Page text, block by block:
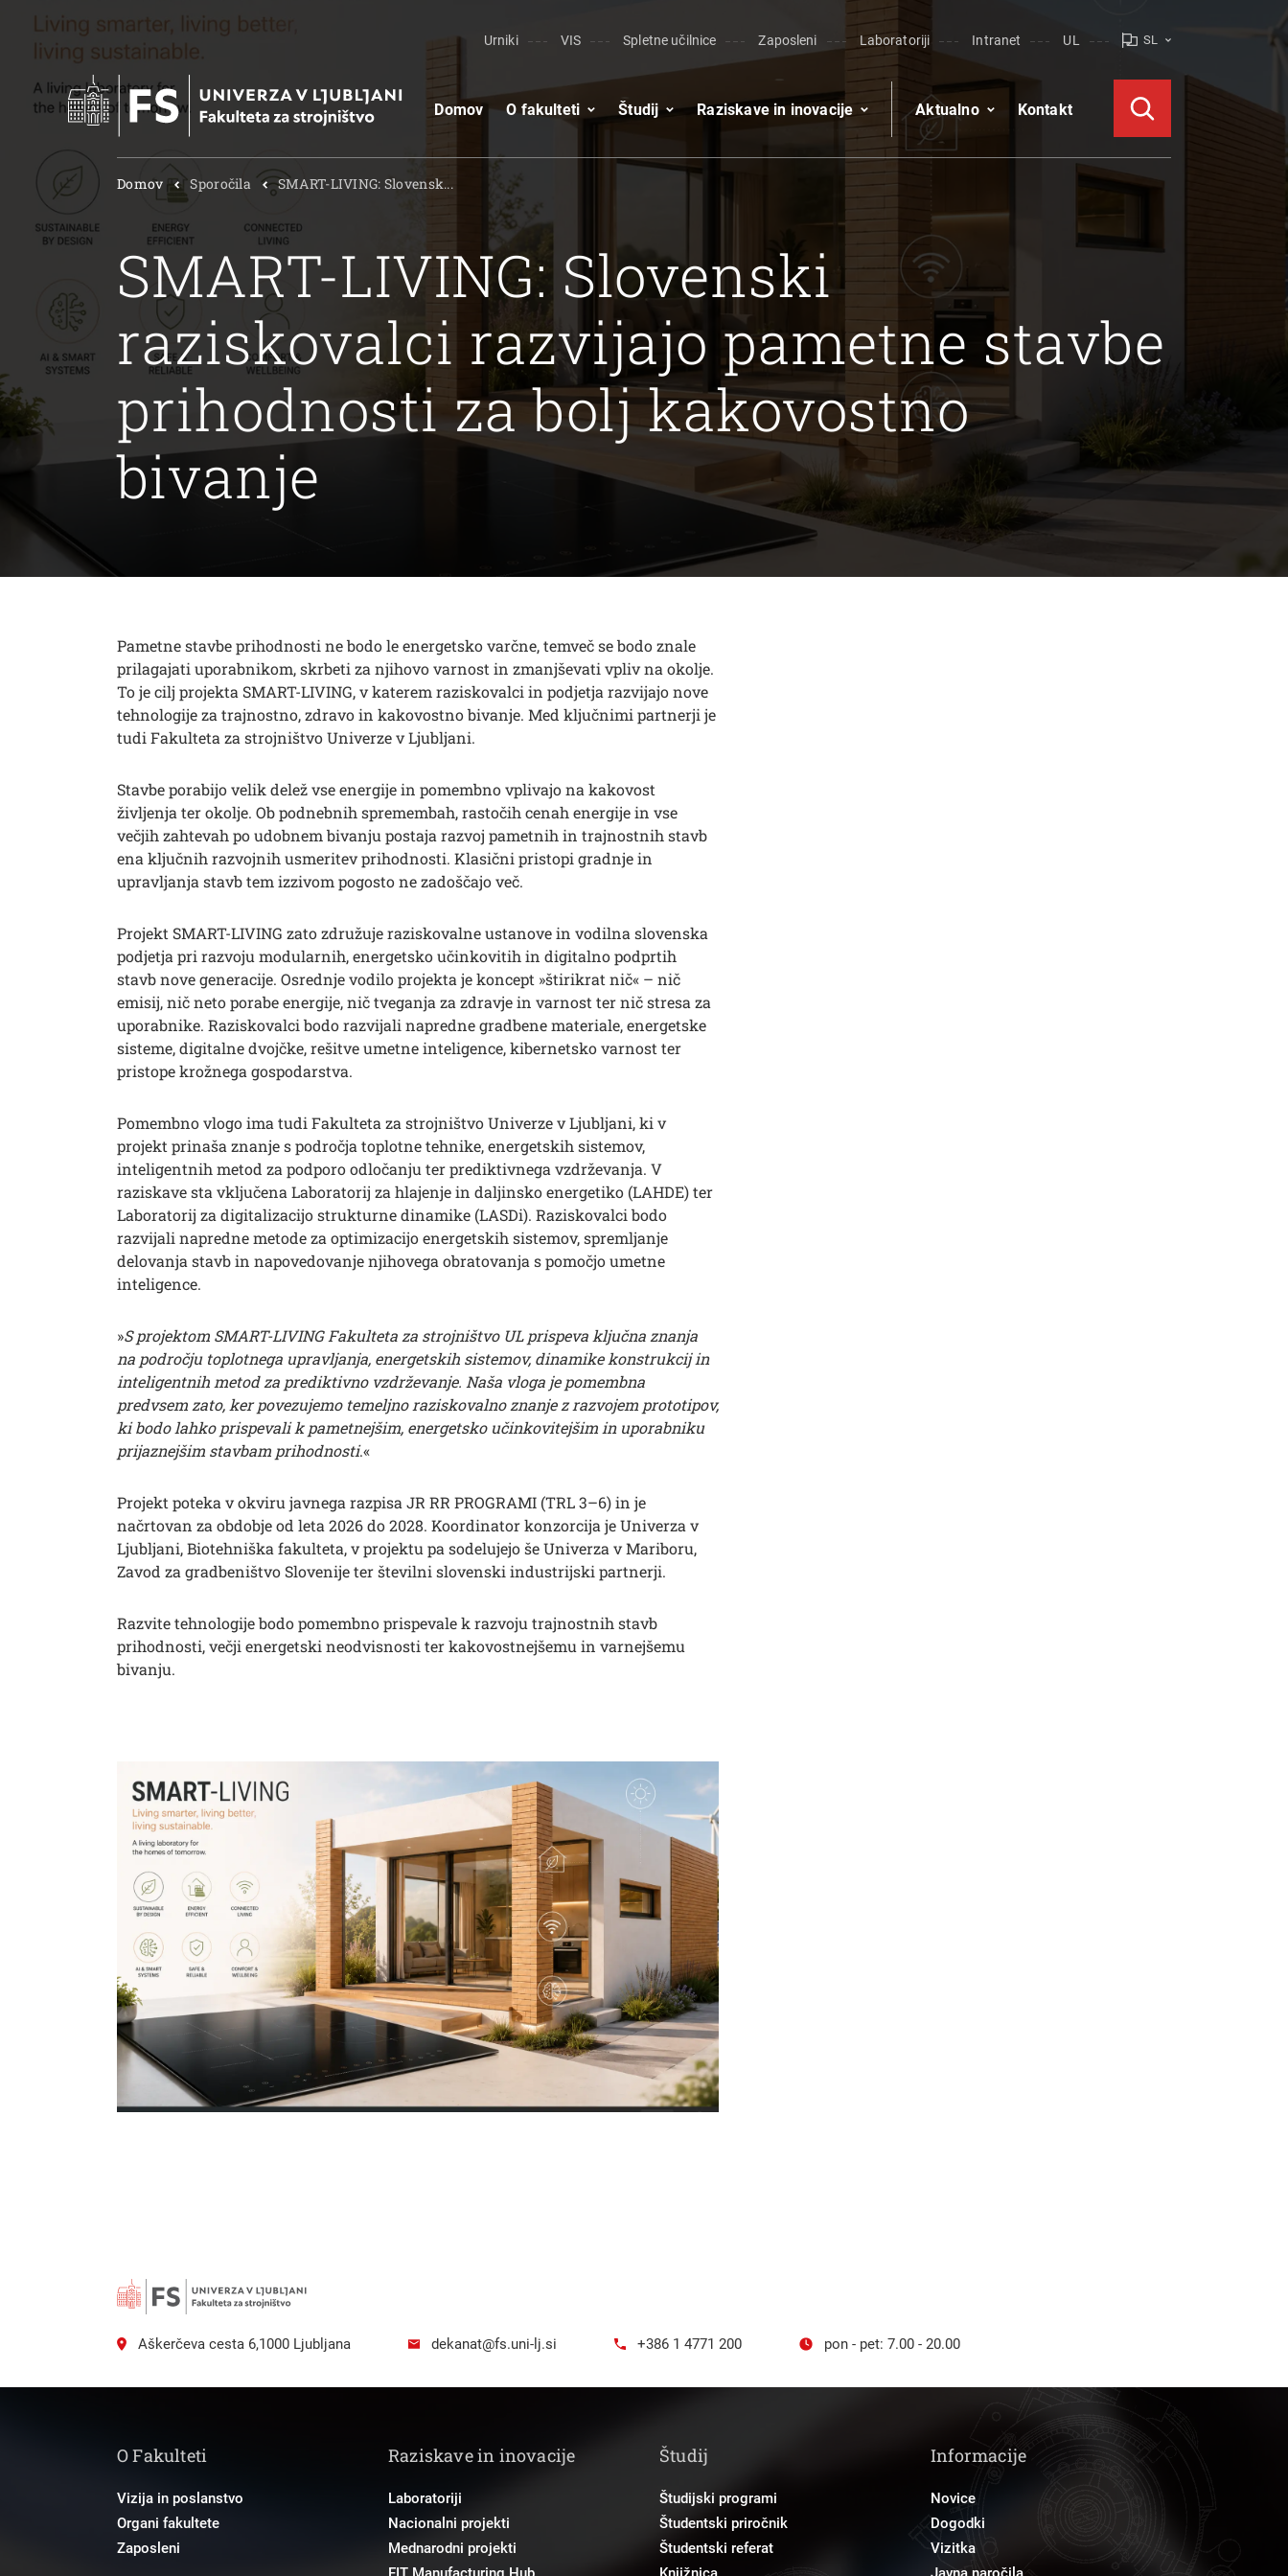
Urniki VIS Spletne učilnice Zaposleni Laboratoriji Intranet UL SL
Domov O fakulteti Študij Raziskave in inovacije Aktualno Kontakt
Domov Sporočila SMART-LIVING: Slovensk...
SMART-LIVING: Slovenski
raziskovalci razvijajo pametne stavbe
prihodnosti za bolj kakovostno
bivanje
Pametne stavbe prihodnosti ne bodo le energetsko varčne, temveč se bodo znale
prilagajati uporabnikom, skrbeti za njihovo varnost in zmanjševati vpliv na okolje.
To je cilj projekta SMART-LIVING, v katerem raziskovalci in podjetja razvijajo nove
tehnologije za trajnostno, zdravo in kakovostno bivanje. Med ključnimi partnerji je
tudi Fakulteta za strojništvo Univerze v Ljubljani.
Stavbe porabijo velik delež vse energije in pomembno vplivajo na kakovost
življenja ter okolje. Ob podnebnih spremembah, rastočih cenah energije in vse
večjih zahtevah po udobnem bivanju postaja razvoj pametnih in trajnostnih stavb
ena ključnih razvojnih usmeritev prihodnosti. Klasični pristopi gradnje in
upravljanja stavb tem izzivom pogosto ne zadoščajo več.
Projekt SMART-LIVING zato združuje raziskovalne ustanove in vodilna slovenska
podjetja pri razvoju modularnih, energetsko učinkovitih in digitalno podprtih
stavb nove generacije. Osrednje vodilo projekta je koncept »štirikrat nič« – nič
emisij, nič neto porabe energije, nič tveganja za zdravje in varnost ter nič stresa za
uporabnike. Raziskovalci bodo razvijali napredne gradbene materiale, energetske
sisteme, digitalne dvojčke, rešitve umetne inteligence, kibernetsko varnost ter
pristope krožnega gospodarstva.
Pomembno vlogo ima tudi Fakulteta za strojništvo Univerze v Ljubljani, ki v
projekt prinaša znanje s področja toplotne tehnike, energetskih sistemov,
inteligentnih metod za podporo odločanju ter prediktivnega vzdrževanja. V
raziskave sta vključena Laboratorij za hlajenje in daljinsko energetiko (LAHDE) ter
Laboratorij za digitalizacijo strukturne dinamike (LASDi). Raziskovalci bodo
razvijali napredne metode za optimizacijo energetskih sistemov, spremljanje
delovanja stavb in napovedovanje njihovega obratovanja s pomočjo umetne
inteligence.
»S projektom SMART-LIVING Fakulteta za strojništvo UL prispeva ključna znanja
na področju toplotnega upravljanja, energetskih sistemov, dinamike konstrukcij in
inteligentnih metod za prediktivno vzdrževanje. Naša vloga je pomembna
predvsem zato, ker povezujemo temeljno raziskovalno znanje z razvojem prototipov,
ki bodo lahko prispevali k pametnejšim, energetsko učinkovitejšim in uporabniku
prijaznejšim stavbam prihodnosti.«
Projekt poteka v okviru javnega razpisa JR RR PROGRAMI (TRL 3–6) in je
načrtovan za obdobje od leta 2026 do 2028. Koordinator konzorcija je Univerza v
Ljubljani, Biotehniška fakulteta, v projektu pa sodelujejo še Univerza v Mariboru,
Zavod za gradbeništvo Slovenije ter številni slovenski industrijski partnerji.
Razvite tehnologije bodo pomembno prispevale k razvoju trajnostnih stavb
prihodnosti, večji energetski neodvisnosti ter kakovostnejšemu in varnejšemu
bivanju.
Aškerčeva cesta 6,1000 Ljubljana dekanat@fs.uni-lj.si +386 1 4771 200 pon - pet: 7.00 - 20.00
O Fakulteti
Vizija in poslanstvo
Organi fakultete
Zaposleni
Raziskave in inovacije
Laboratoriji
Nacionalni projekti
Mednarodni projekti
Študij
Študijski programi
Študentski priročnik
Študentski referat
Informacije
Novice
Dogodki
Vizitka